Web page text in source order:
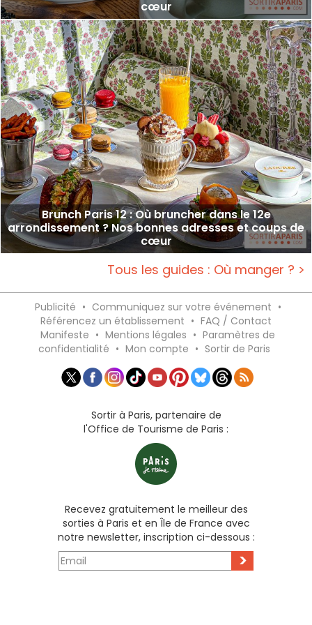
cœur
Brunch Paris 12 : Où bruncher dans le 12e
arrondissement ? Nos bonnes adresses et coups de
cœur
Tous les guides : Où manger ? >
Publicité • Communiquez sur votre événement •
Référencez un établissement • FAQ / Contact
Manifeste • Mentions légales • Paramètres de
confidentialité • Mon compte • Sortir de Paris
Sortir à Paris, partenaire de
l'Office de Tourisme de Paris :
Recevez gratuitement le meilleur des
sorties à Paris et en Île de France avec
notre newsletter, inscription ci-dessous :
>